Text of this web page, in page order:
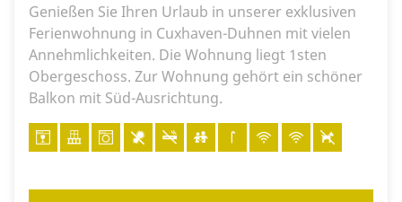
Genießen Sie Ihren Urlaub in unserer exklusiven
Ferienwohnung in Cuxhaven-Duhnen mit vielen
Annehmlichkeiten. Die Wohnung liegt 1sten
Obergeschoss. Zur Wohnung gehört ein schöner
Balkon mit Süd-Ausrichtung.